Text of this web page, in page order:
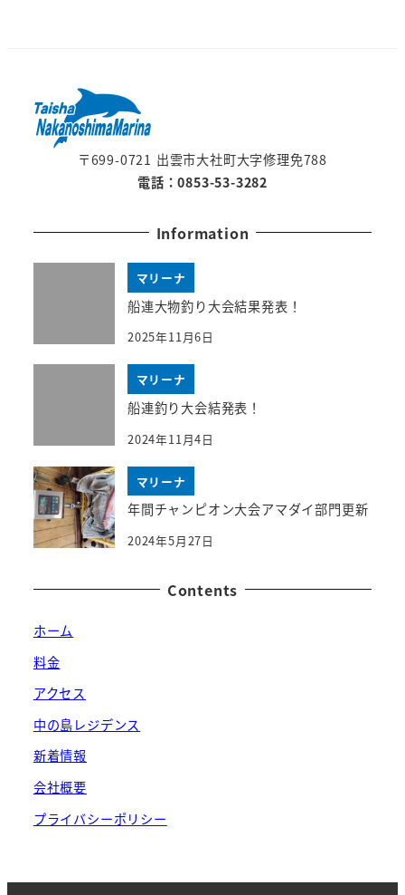
〒699-0721 出雲市大社町大字修理免788
電話：0853-53-3282
Information
マリーナ
船連大物釣り大会結果発表！
2025年11月6日
マリーナ
船連釣り大会結発表！
2024年11月4日
マリーナ
年間チャンピオン大会アマダイ部門更新
2024年5月27日
Contents
ホーム
料金
アクセス
中の島レジデンス
新着情報
会社概要
プライバシーポリシー